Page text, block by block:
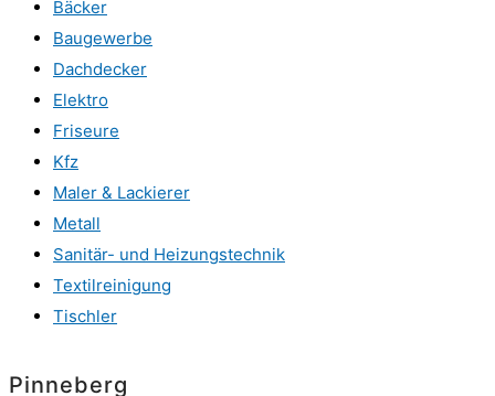
Bäcker
Baugewerbe
Dachdecker
Elektro
Friseure
Kfz
Maler & Lackierer
Metall
Sanitär- und Heizungstechnik
Textilreinigung
Tischler
Pinneberg